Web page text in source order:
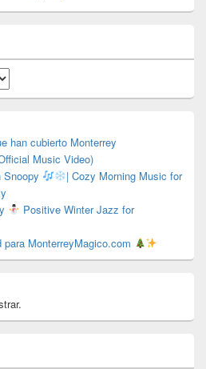
han cubierto Monterrey
Music Video)
Snoopy
| Cozy Morning Music for
Positive Winter Jazz for
para MonterreyMagico.com